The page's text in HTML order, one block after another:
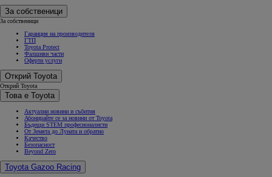
За собственици
За собственици
Гаранция на производителя
ГТП
Toyota Protect
Фалшиви части
Оферти услуги
Открий Toyota
Открий Toyota
Това е Toyota
Актуални новини и събития
Абонирайте се за новини от Toyota
Бъдещи STEM професионалисти
От Земята до Луната и обратно
Качество
Безопасност
Beyond Zero
Toyota Gazoo Racing